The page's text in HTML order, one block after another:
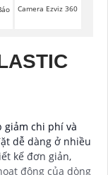
Camera Ezviz 360
giảm chi phí và
dễ dàng ở nhiều
kế đơn giản,
động của dòng